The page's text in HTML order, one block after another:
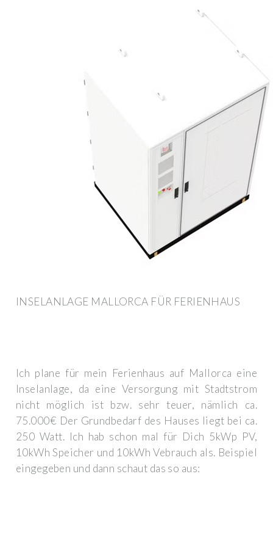
INSELANLAGE MALLORCA FÜR FERIENHAUS
Ich plane für mein Ferienhaus auf Mallorca eine
Inselanlage, da eine Versorgung mit Stadtstrom
nicht möglich ist bzw. sehr teuer, nämlich ca.
75.000€ Der Grundbedarf des Hauses liegt bei ca.
250 Watt. Ich hab schon mal für Dich 5kWp PV,
10kWh Speicher und 10kWh Vebrauch als. Beispiel
eingegeben und dann schaut das so aus: